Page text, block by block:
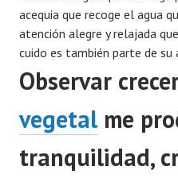
acequia que recoge el agua
atención alegre y relajada
cuido es también parte de su
Observar
vegetal me
tranquilidad,